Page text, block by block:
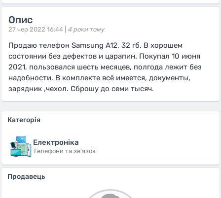
Опис
27 чер 2022 16:44 | 4 роки тому
Продаю телефон Samsung A12, 32 гб. В хорошем
состоянии без дефектов и царапин. Покупал 10 июня
2021, пользовался шесть месяцев, полгода лежит без
надобности. В комплекте всё имеется, документы,
зарядник ,чехол. Сброшу до семи тысяч.
Категорія
Електроніка
Телефони та зв'язок
Продавець